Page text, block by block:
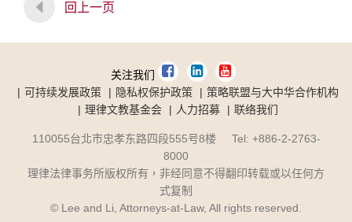
回上一页
关注我们
可持续发展政策
隐私权保护政策
策略联盟与大中华合作机构
理律文教基金会
人力招募 联络我们
110055台北市忠孝东路四段555号8楼 Tel: +886-2-2763-
8000
理律法律事务所版权所有，非经同意不得翻印转载或以任何方
式复制
© Lee and Li, Attorneys-at-Law, All rights reserved.